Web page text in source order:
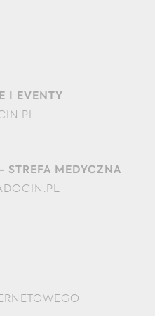
I EVENTY
STREFA MEDYCZNA